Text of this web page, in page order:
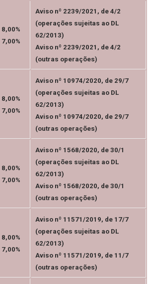
8,00%
7,00%
Aviso nº 2239/2021, de 4/2
(operações sujeitas ao DL
62/2013)
Aviso nº 2239/2021, de 4/2
(outras operações)
8,00%
7,00%
Aviso nº 10974/2020, de 29/7
(operações sujeitas ao DL
62/2013)
Aviso nº 10974/2020, de 29/7
(outras operações)
8,00%
7,00%
Aviso nº 1568/2020, de 30/1
(operações sujeitas ao DL
62/2013)
Aviso nº 1568/2020, de 30/1
(outras operações)
8,00%
7,00%
Aviso nº 11571/2019, de 17/7
(operações sujeitas ao DL
62/2013)
Aviso nº 11571/2019, de 11/7
(outras operações)